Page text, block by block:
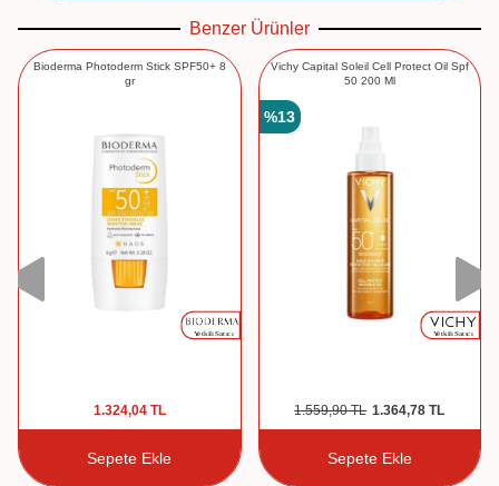
Benzer Ürünler
Bioderma Photoderm Stick SPF50+ 8
gr
1.324,04TL
Sepete Ekle
Vichy Capital Soleil Cell Protect Oil Spf
50 200 Ml
%13
1.559,90TL 1.364,78 TL
Sepete Ekle